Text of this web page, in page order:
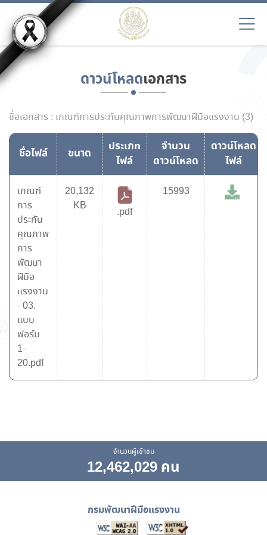
ดาวน์โหลดเอกสาร
ชื่อเอกสาร : เกณฑ์การประกันคุณภาพการพัฒนาฝีมือแรงงาน (3)
ชื่อไฟล์ ขนาด
ประเภท
ไฟล์
จำนวน
ดาวน์โหลด
ดาวน์โหลด
ไฟล์
เกณฑ์
การ
ประกัน
คุณภาพ
การ
พัฒนา
ฝีมือ
แรงงาน
- 03.
แบบ
ฟอร์ม
1-
20.pdf
20,132
KB
.pdf
15993
จำนวนผู้เข้าชม
12,462,029 คน
กรมพัฒนาฝีมือแรงงาน